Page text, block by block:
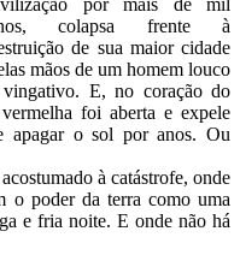
por mais de mil
colapsa frente à
de sua maior cidade
mãos de um homem louco
E, no coração do
foi aberta e expele
apagar o sol por anos. Ou
à catástrofe, onde
o poder da terra como uma
e fria noite. E onde não há